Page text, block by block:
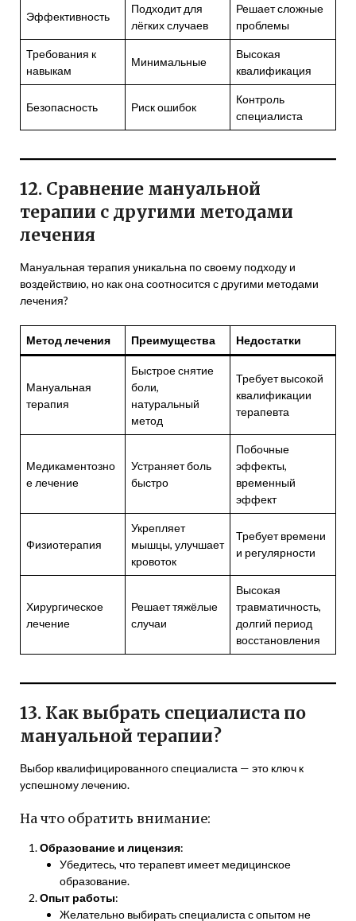
Эффективность
Подходит для
лёгких случаев
Решает сложные
проблемы
Требования к
навыкам
Минимальные
Высокая
квалификация
Безопасность Риск ошибок
Контроль
специалиста
12. Сравнение мануальной
терапии с другими методами
лечения
Мануальная терапия уникальна по своему подходу и
воздействию, но как она соотносится с другими методами
лечения?
Метод лечения Преимущества Недостатки
Мануальная
терапия
Быстрое снятие
боли,
натуральный
метод
Требует высокой
квалификации
терапевта
Медикаментозно
е лечение
Устраняет боль
быстро
Побочные
эффекты,
временный
эффект
Физиотерапия
Укрепляет
мышцы, улучшает
кровоток
Требует времени
и регулярности
Хирургическое
лечение
Решает тяжёлые
случаи
Высокая
травматичность,
долгий период
восстановления
13. Как выбрать специалиста по
мануальной терапии?
Выбор квалифицированного специалиста — это ключ к
успешному лечению.
На что обратить внимание:
Образование и лицензия:
Убедитесь, что терапевт имеет медицинское
образование.
Опыт работы:
Желательно выбирать специалиста с опытом не